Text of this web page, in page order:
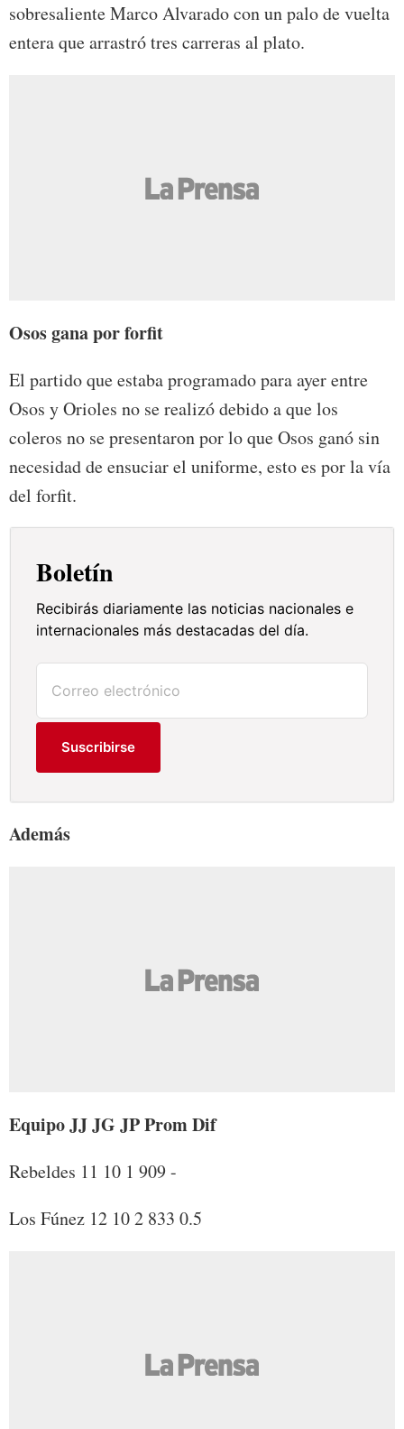
sobresaliente Marco Alvarado con un palo de vuelta
entera que arrastró tres carreras al plato.
Osos gana por forfit
El partido que estaba programado para ayer entre
Osos y Orioles no se realizó debido a que los
coleros no se presentaron por lo que Osos ganó sin
necesidad de ensuciar el uniforme, esto es por la vía
del forfit.
Boletín
Recibirás diariamente las noticias nacionales e
internacionales más destacadas del día.
Suscribirse
Además
Equipo JJ JG JP Prom Dif
Rebeldes 11 10 1 909 -
Los Fúnez 12 10 2 833 0.5